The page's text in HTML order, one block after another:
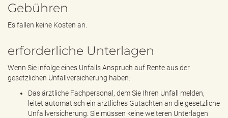
Gebühren
Es fallen keine Kosten an.
erforderliche Unterlagen
Wenn Sie infolge eines Unfalls Anspruch auf Rente aus der
gesetzlichen Unfallversicherung haben:
Das ärztliche Fachpersonal, dem Sie Ihren Unfall melden,
leitet automatisch ein ärztliches Gutachten an die gesetzliche
Unfallversicherung. Sie müssen keine weiteren Unterlagen